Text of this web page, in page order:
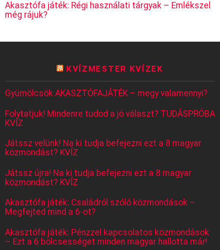
Akasztófa játék: Régi használati tárgyak – Emlékszel
még rájuk?
KVÍZMESTER KVÍZEK
Gyümölcsök AKASZTÓFAJÁTÉK – megy valamennyi?
Folytatjuk! Mindenre tudod a jó választ? TUDÁSPRÓBA
KVÍZ
Játssz velünk! Na ki tudja befejezni ezt a 8 magyar
közmondást? KVÍZ
Játssz újra! Na ki tudja befejezni ezt a 8 magyar
közmondást? KVÍZ
Akasztófa játék: Családról szóló közmondások –
Megfejted mind a 6-ot?
Akasztófa játék: Pénzzel kapcsolatos közmondások
– Ezt a 6 bölcsességet minden magyar hallotta már!